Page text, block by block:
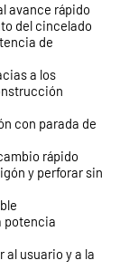
avance rápido
del cincelado
de
a los
con parada de
rápido
y perforar sin
potencia
al usuario y a la